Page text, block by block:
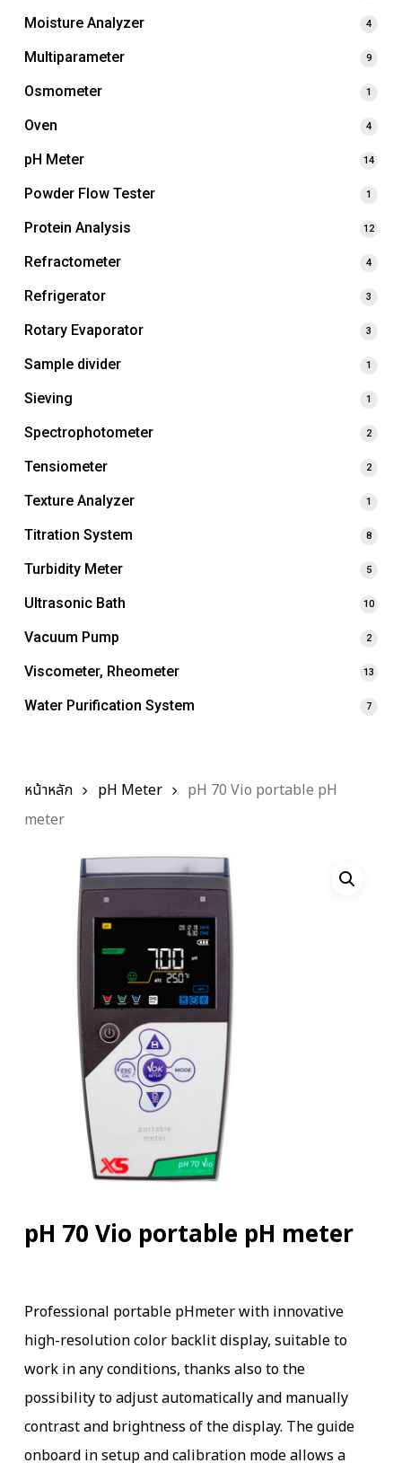
Moisture Analyzer 4
Multiparameter 9
Osmometer 1
Oven 4
pH Meter 14
Powder Flow Tester 1
Protein Analysis 12
Refractometer 4
Refrigerator 3
Rotary Evaporator 3
Sample divider 1
Sieving 1
Spectrophotometer 2
Tensiometer 2
Texture Analyzer 1
Titration System 8
Turbidity Meter 5
Ultrasonic Bath 10
Vacuum Pump 2
Viscometer, Rheometer 13
Water Purification System 7
หน้าหลัก pH Meter
pH 70 Vio portable pH
meter
pH 70 Vio portable pH meter
Professional portable pHmeter with innovative
high-resolution color backlit display, suitable to
work in any conditions, thanks also to the
possibility to adjust automatically and manually
contrast and brightness of the display. The guide
onboard in setup and calibration mode allows a